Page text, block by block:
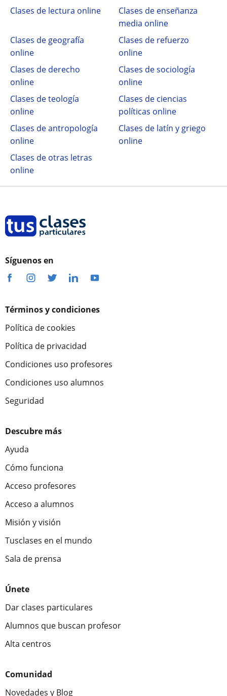
Clases de lectura online
Clases de enseñanza
media online
Clases de geografía
online
Clases de refuerzo
online
Clases de derecho
online
Clases de sociología
online
Clases de teología
online
Clases de ciencias
políticas online
Clases de antropología
online
Clases de latín y griego
online
Clases de otras letras
online
Síguenos en
Términos y condiciones
Política de cookies
Política de privacidad
Condiciones uso profesores
Condiciones uso alumnos
Seguridad
Descubre más
Ayuda
Cómo funciona
Acceso profesores
Acceso a alumnos
Misión y visión
Tusclases en el mundo
Sala de prensa
Únete
Dar clases particulares
Alumnos que buscan profesor
Alta centros
Comunidad
Novedades y Blog